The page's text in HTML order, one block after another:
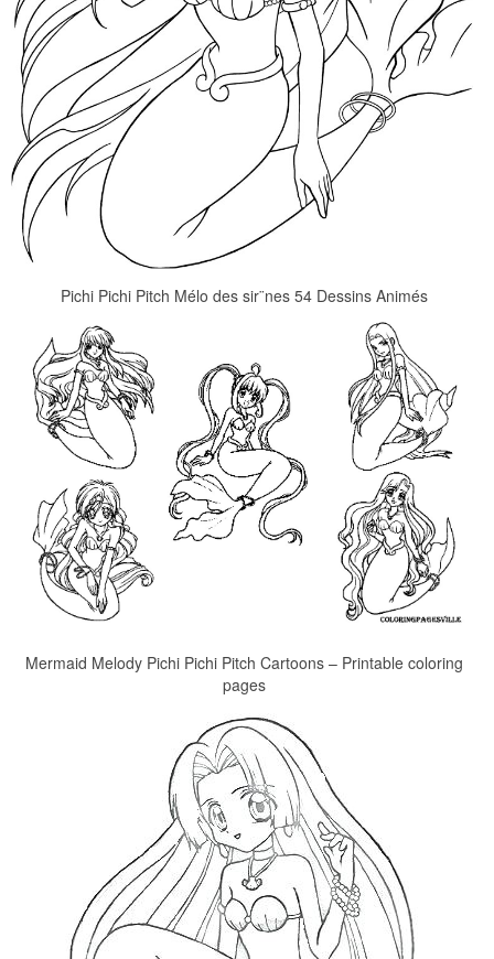
Pichi Pichi Pitch Mélo des sir¨nes 54 Dessins Animés
Mermaid Melody Pichi Pichi Pitch Cartoons – Printable coloring
pages